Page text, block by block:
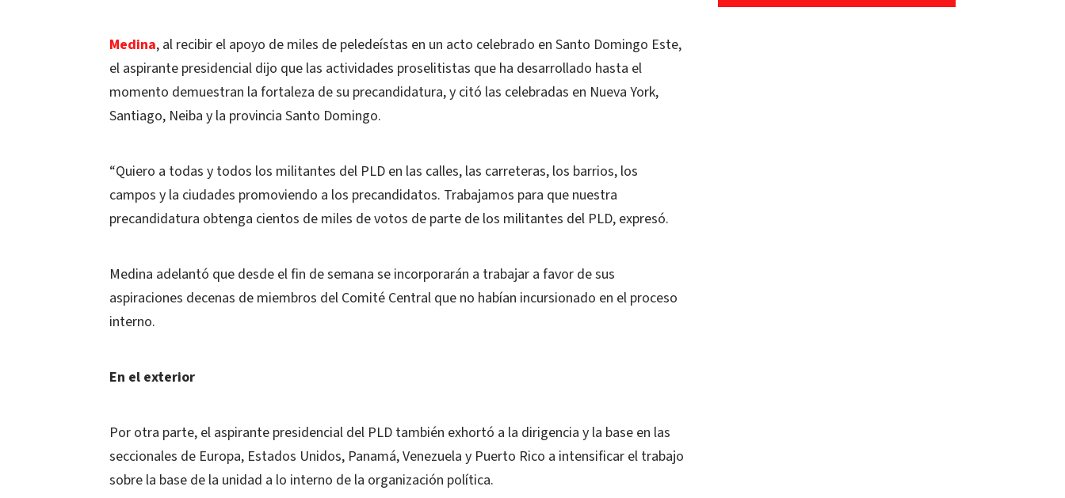
Medina, al recibir el apoyo de miles de peledeístas en un acto celebrado en Santo Domingo Este,
el aspirante presidencial dijo que las actividades proselitistas que ha desarrollado hasta el
momento demuestran la fortaleza de su precandidatura, y citó las celebradas en Nueva York,
Santiago, Neiba y la provincia Santo Domingo.
“Quiero a todas y todos los militantes del PLD en las calles, las carreteras, los barrios, los
campos y la ciudades promoviendo a los precandidatos. Trabajamos para que nuestra
precandidatura obtenga cientos de miles de votos de parte de los militantes del PLD, expresó.
Medina adelantó que desde el fin de semana se incorporarán a trabajar a favor de sus
aspiraciones decenas de miembros del Comité Central que no habían incursionado en el proceso
interno.
En el exterior
Por otra parte, el aspirante presidencial del PLD también exhortó a la dirigencia y la base en las
seccionales de Europa, Estados Unidos, Panamá, Venezuela y Puerto Rico a intensificar el trabajo
sobre la base de la unidad a lo interno de la organización política.